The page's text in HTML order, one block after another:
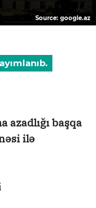
Source: google.az
azadlığı başqa
ilə